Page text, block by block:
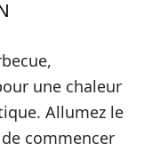
une chaleur
Allumez le
commencer